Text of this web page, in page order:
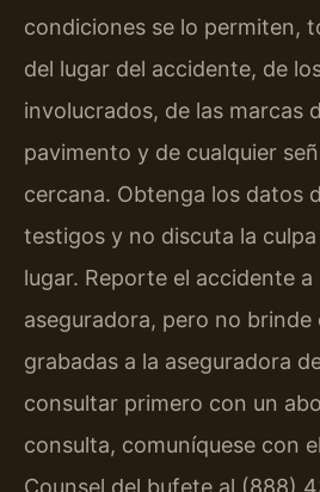
condiciones se lo permiten,
del lugar del accidente, de
involucrados, de las marcas
pavimento y de cualquier
cercana. Obtenga los datos
testigos y no discuta la
lugar. Reporte el accidente a
aseguradora, pero no brinde
grabadas a la aseguradora
consultar primero con un
consulta, comuníquese con
Counsel del bufete al (888)